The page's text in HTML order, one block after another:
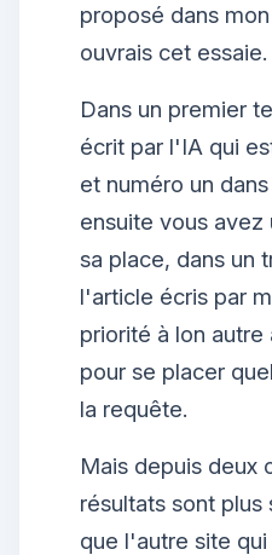
proposé dans mon
ouvrais cet essaie.
Dans un premier
écrit par l'IA qui
et numéro un
ensuite vous avez
sa place, dans un
l'article écris par
priorité à lon
pour se placer
la requête.
Mais depuis deux
résultats sont
que l'autre site